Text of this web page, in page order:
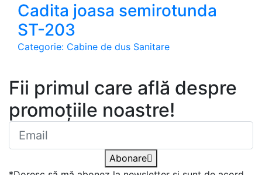
Cadita joasa semirotunda
ST-203
Categorie: Cabine de dus Sanitare
Fii primul care află despre
promoțiile noastre!
Abonare